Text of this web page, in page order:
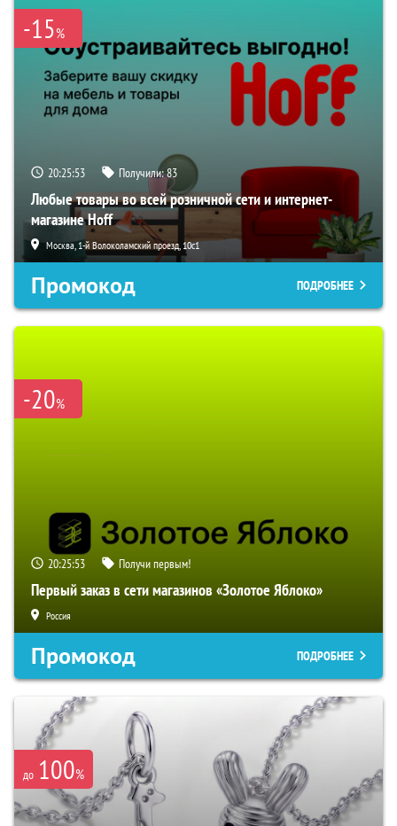
-15%
20:25:52 Получили:83
Любые товары во всей розничной сети и интернет-
магазине Hoff
Москва, 1-й Волоколамский проезд, 10с1
Промокод ПОДРОБНЕЕ
-20%
20:25:52 Получи первым!
Первый заказ в сети магазинов «Золотое Яблоко»
Россия
Промокод ПОДРОБНЕЕ
до 100%